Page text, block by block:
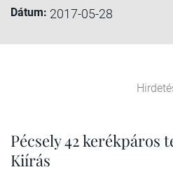
Dátum: 2017-05-28
Pécsely 42
Kiírás